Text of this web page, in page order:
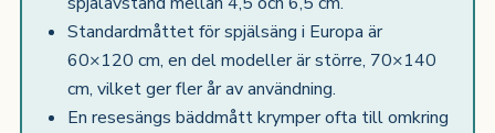
Standardmåttet för spjälsäng i Europa är
60×120 cm, en del modeller är större, 70×140
cm, vilket ger fler år av användning.
En resesängs bäddmått krymper ofta till omkring